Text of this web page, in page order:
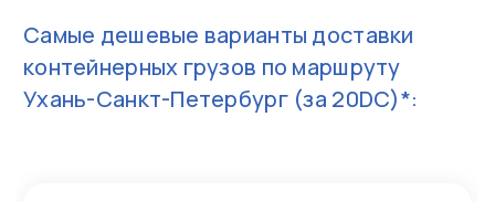
Самые дешевые варианты доставки
контейнерных грузов по маршруту
Ухань-Санкт-Петербург(за 20DC)*: